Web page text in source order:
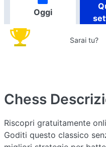
Oggi
Sarai tu?
Chess
Riscopri gratuitamente
Goditi questo classico